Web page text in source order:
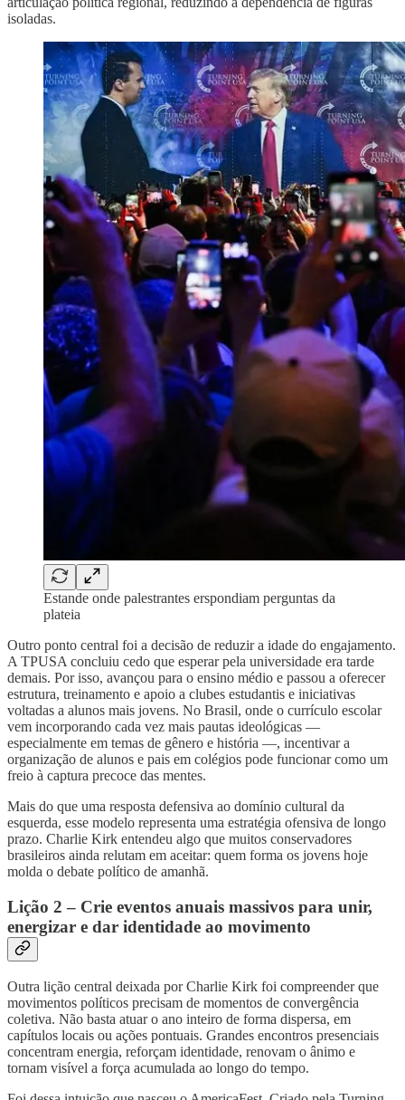
isoladas.
Estande onde palestrantes erspondiam perguntas da
plateia
Outro ponto central foi a decisão de reduzir a idade do engajamento.
A TPUSA concluiu cedo que esperar pela universidade era tarde
demais. Por isso, avançou para o ensino médio e passou a oferecer
estrutura, treinamento e apoio a clubes estudantis e iniciativas
voltadas a alunos mais jovens. No Brasil, onde o currículo escolar
vem incorporando cada vez mais pautas ideológicas —
especialmente em temas de gênero e história —, incentivar a
organização de alunos e pais em colégios pode funcionar como um
freio à captura precoce das mentes.
Mais do que uma resposta defensiva ao domínio cultural da
esquerda, esse modelo representa uma estratégia ofensiva de longo
prazo. Charlie Kirk entendeu algo que muitos conservadores
brasileiros ainda relutam em aceitar: quem forma os jovens hoje
molda o debate político de amanhã.
Lição 2 – Crie eventos anuais massivos para unir,
energizar e dar identidade ao movimento
Outra lição central deixada por Charlie Kirk foi compreender que
movimentos políticos precisam de momentos de convergência
coletiva. Não basta atuar o ano inteiro de forma dispersa, em
capítulos locais ou ações pontuais. Grandes encontros presenciais
concentram energia, reforçam identidade, renovam o ânimo e
tornam visível a força acumulada ao longo do tempo.